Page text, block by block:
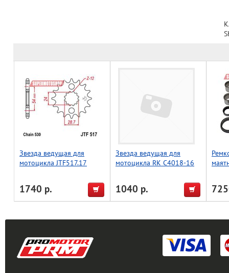
Звезда ведущая для
мотоцикла JTF517.17
1740 р.
Звезда ведущая для
мотоцикла RK C4018-16
1040 р.